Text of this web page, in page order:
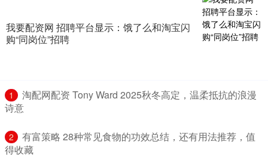
我要配资网 招聘平台显示：饿了么和淘宝闪
购“同岗位”招聘
1
​淘配网配资 Tony Ward 2025秋冬高定，温柔抵抗的浪漫
诗意
2
​有富策略 28种常见食物的功效总结，还有用法推荐，值
得收藏